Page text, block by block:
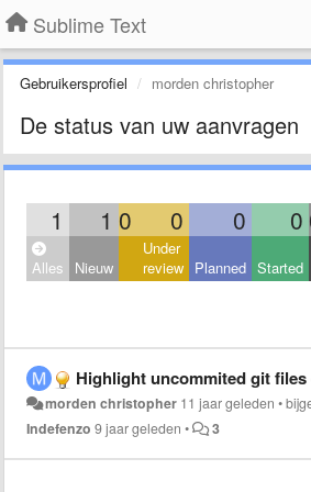
Sublime Text
Gebruikersprofiel morden christopher
De status van uw aanvragen
1 1 0 0 0 0
Alles Nieuw
Under
review Planned Started
Highlight uncommited git files
morden christopher 11 jaar geleden •
Indefenzo 9 jaar geleden • 3